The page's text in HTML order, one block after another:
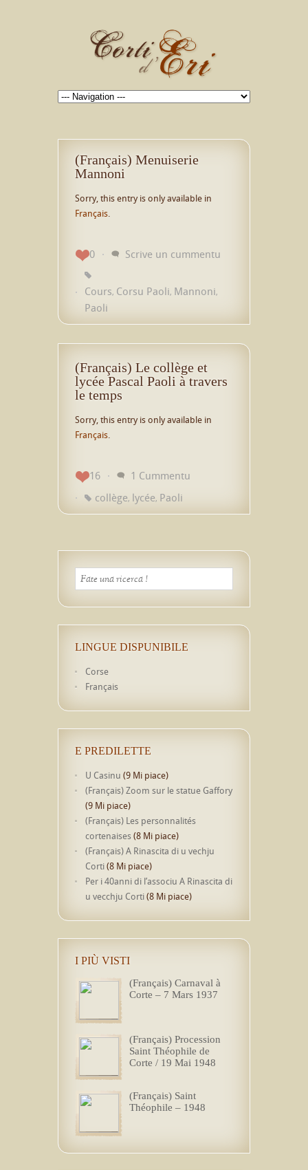
(Français) Menuiserie
Mannoni
Sorry, this entry is only available in
Français
0 Scrive un cummentu
Cours, Corsu Paoli, Mannoni,
Paoli
(Français) Le collège et
lycée Pascal Paoli à travers
le temps
Sorry, this entry is only available in
Français
16
1 Cummentu
collège, lycée, Paoli
LINGUE DISPUNIBILE
Corse
Français
E PREDILETTE
U Casinu (9 Mi piace)
(Français) Zoom sur le statue Gaffory
(9 Mi piace)
(Français) Les personnalités
cortenaises (8 Mi piace)
(Français) A Rinascita di u vechju
Corti(8 Mi piace)
Per i 40anni di l’associu A Rinascita di
u vecchju Corti(8 Mi piace)
I PIÙ VISTI
(Français) Carnaval à
Corte – 7 Mars 1937
(Français) Procession
Saint Théophile de
Corte / 19 Mai 1948
(Français) Saint
Théophile – 1948